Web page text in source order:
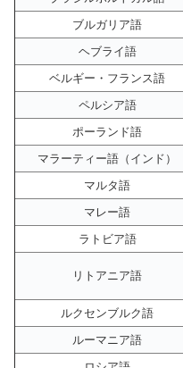
ブルガリア語
ヘブライ語
ベルギー・フランス語
ペルシア語
ポーランド語
マラーティー語（インド）
マルタ語
マレー語
ラトビア語
リトアニア語
ルクセンブルク語
ルーマニア語